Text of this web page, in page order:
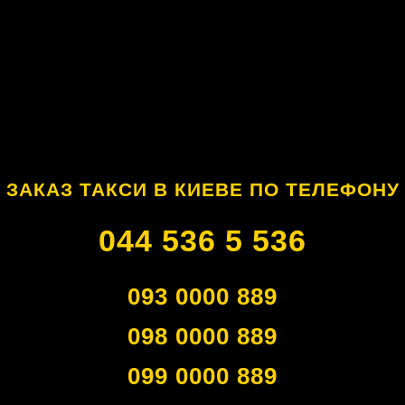
ЗАКАЗ ТАКСИ В КИЕВЕ ПО ТЕЛЕФОНУ
044 536 5 536
093 0000 889
098 0000 889
099 0000 889